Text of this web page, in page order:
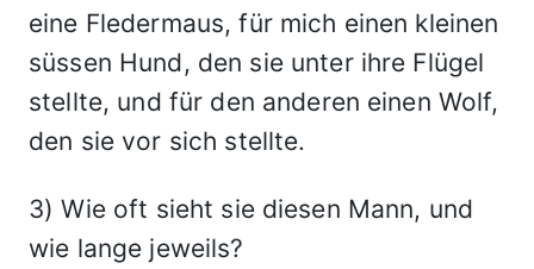
eine Fledermaus, für mich einen kleinen
süssen Hund, den sie unter ihre Flügel
stellte, und für den anderen einen Wolf,
den sie vor sich stellte.
3) Wie oft sieht sie diesen Mann, und
wie lange jeweils?